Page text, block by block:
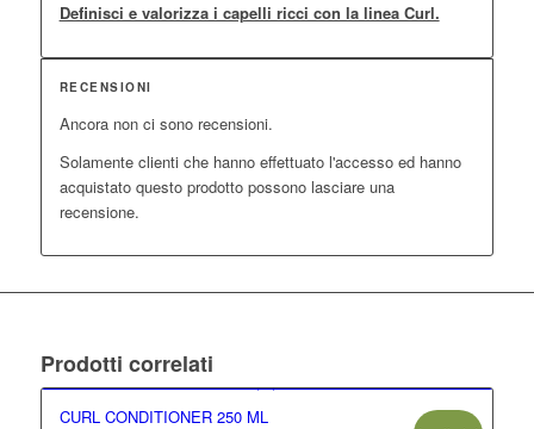
Definisci e valorizza i capelli ricci con la linea Curl.
RECENSIONI
Ancora non ci sono recensioni.
Solamente clienti che hanno effettuato l'accesso ed hanno
acquistato questo prodotto possono lasciare una
recensione.
Prodotti correlati
CURL CONDITIONER 250 ML